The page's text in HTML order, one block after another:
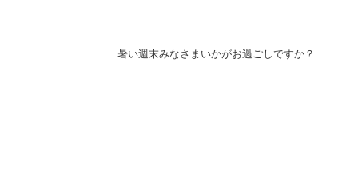
暑い週末みなさまいかがお過ごしですか？